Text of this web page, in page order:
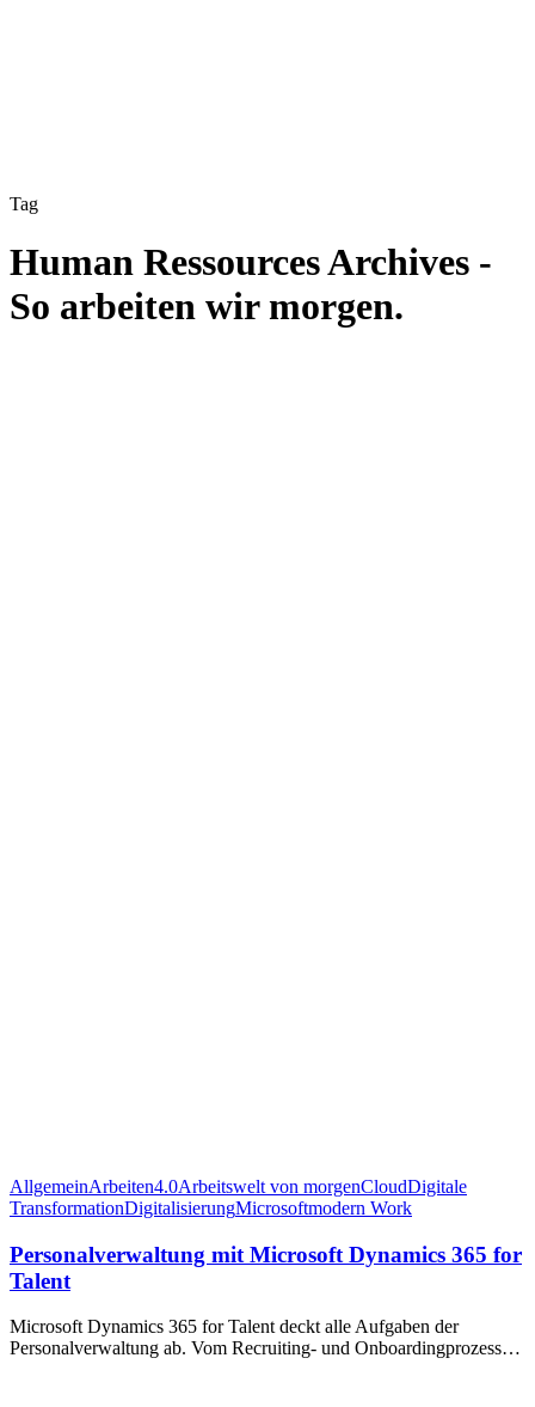
Tag
Human Ressources Archives -
So arbeiten wir morgen.
AllgemeinArbeiten4.0Arbeitswelt von morgenCloudDigitale
TransformationDigitalisierungMicrosoftmodern Work
Personalverwaltung mit Microsoft Dynamics 365 for
Talent
Microsoft Dynamics 365 for Talent deckt alle Aufgaben der
Personalverwaltung ab. Vom Recruiting- und Onboardingprozess…